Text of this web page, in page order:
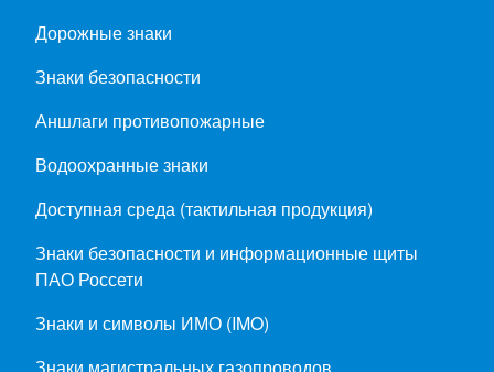
Дорожные знаки
Знаки безопасности
Аншлаги противопожарные
Водоохранные знаки
Доступная среда (тактильная продукция)
Знаки безопасности и информационные щиты
ПАО Россети
Знаки и символы ИМО (IMO)